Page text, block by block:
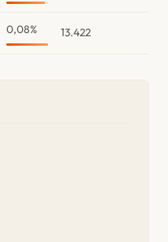
0,08% 13.422